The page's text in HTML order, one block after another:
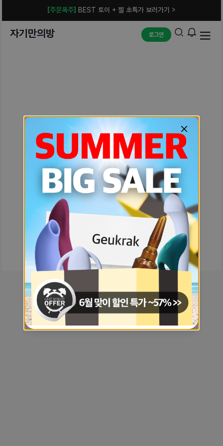
[주문폭주] BEST 토이 + 젤 초특가 보러가기 >
자기만의방 로그인
예상치 못한 에러입니다.